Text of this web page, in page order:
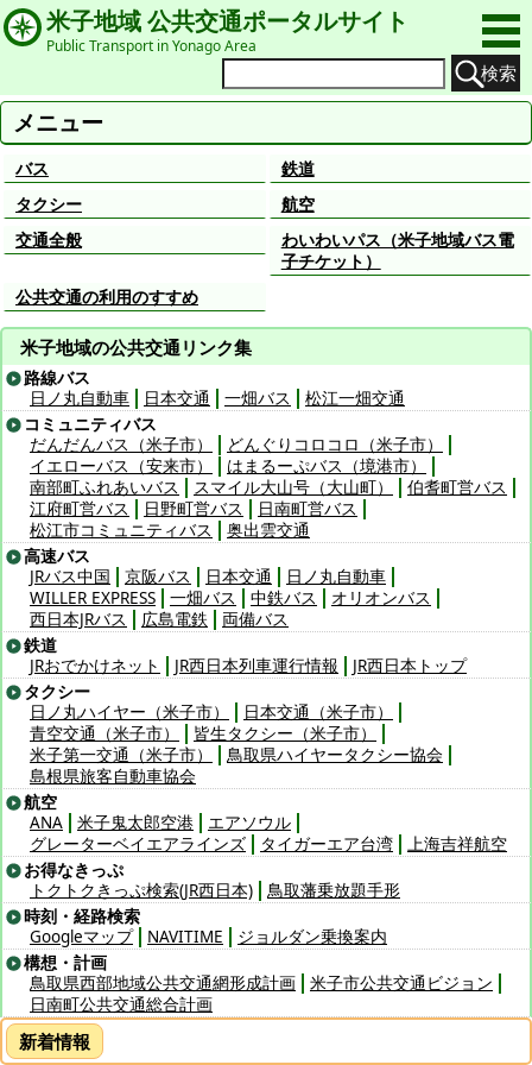
米子地域 公共交通ポータルサイト
Public Transport in Yonago Area
検索
メニュー
バス
鉄道
タクシー
航空
交通全般
わいわいパス（米子地域バス電
子チケット）
公共交通の利用のすすめ
米子地域の公共交通リンク集
路線バス
日ノ丸自動車
日本交通 一畑バス
松江一畑交通
コミュニティバス
だんだんバス（米子市）
どんぐりコロコロ（米子市）
イエローバス（安来市）
はまるーぷバス（境港市）
南部町ふれあいバス
スマイル大山号（大山町）
伯耆町営バス
江府町営バス
日野町営バス
日南町営バス
松江市コミュニティバス
奥出雲交通
高速バス
JRバス中国
京阪バス 日本交通
日ノ丸自動車
WILLER EXPRESS
一畑バス 中鉄バス
オリオンバス
西日本JRバス
広島電鉄
両備バス
鉄道
JRおでかけネット
JR西日本列車運行情報
JR西日本トップ
タクシー
日ノ丸ハイヤー（米子市）
日本交通（米子市）
青空交通（米子市）
皆生タクシー（米子市）
米子第一交通（米子市）
鳥取県ハイヤータクシー協会
島根県旅客自動車協会
航空
ANA
米子鬼太郎空港
エアソウル
グレーターベイエアラインズ
タイガーエア台湾
上海吉祥航空
お得なきっぷ
トクトクきっぷ検索(JR西日本)
鳥取藩乗放題手形
時刻・経路検索
Googleマップ
NAVITIME
ジョルダン乗換案内
構想・計画
鳥取県西部地域公共交通網形成計画
米子市公共交通ビジョン
日南町公共交通総合計画
新着情報